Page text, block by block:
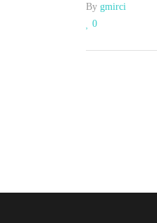
By gmirci
0